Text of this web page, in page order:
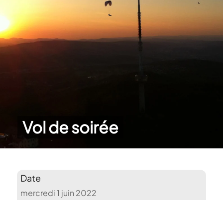
Vol de soirée
Date
mercredi 1 juin 2022